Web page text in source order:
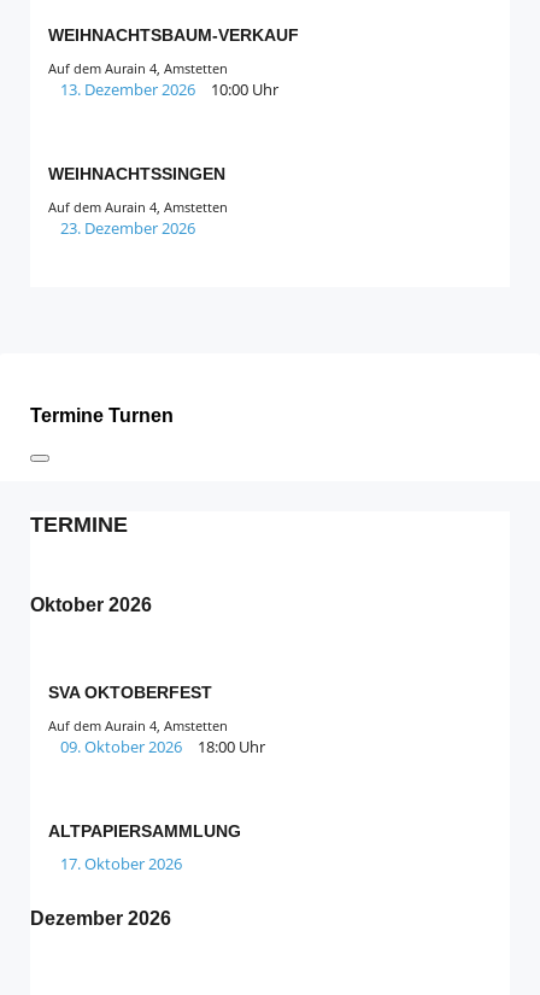
WEIHNACHTSBAUM-VERKAUF
Auf dem Aurain 4, Amstetten
13. Dezember 2026 10:00 Uhr
WEIHNACHTSSINGEN
Auf dem Aurain 4, Amstetten
23. Dezember 2026
Termine Turnen
TERMINE
Oktober 2026
SVA OKTOBERFEST
Auf dem Aurain 4, Amstetten
09. Oktober 2026 18:00 Uhr
ALTPAPIERSAMMLUNG
17. Oktober 2026
Dezember 2026